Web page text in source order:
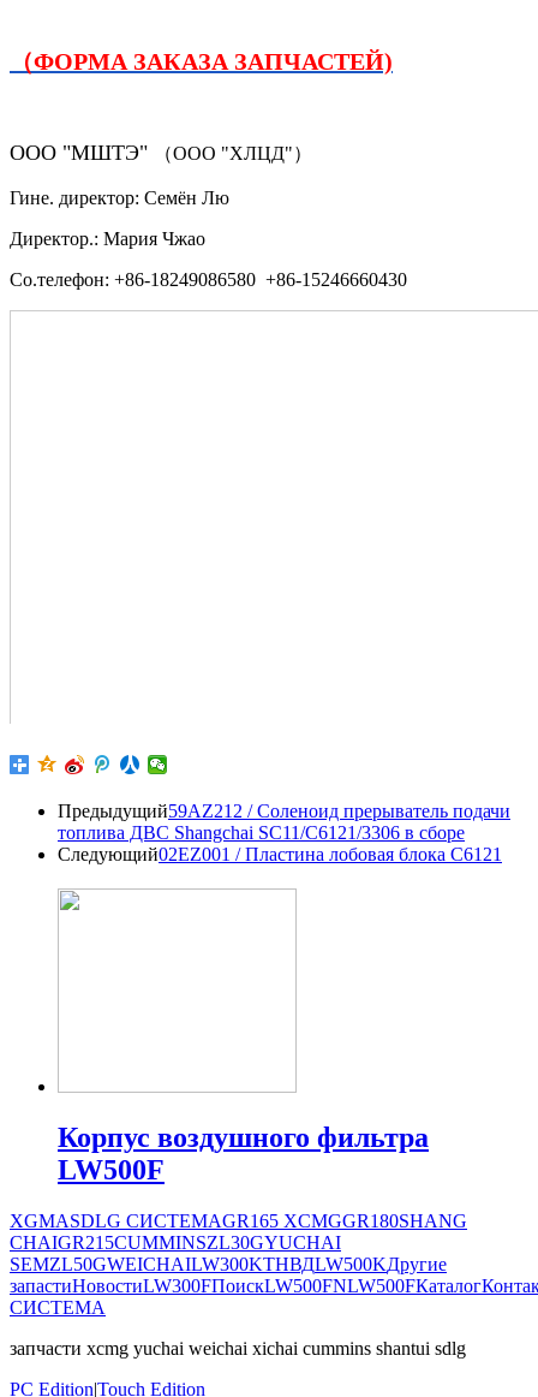
（ФОРМА ЗАКАЗА ЗАПЧАСТЕЙ)
ООО "МШТЭ" （ООО "ХЛЦД"）
Гине. директор: Семён Лю
Директор.: Мария Чжао
Со.телефон: +86-18249086580 +86-15246660430
Предыдущий59AZ212 / Соленоид прерыватель подачи
топлива ДВС Shangchai SC11/C6121/3306 в сборе
Следующий02EZ001 / Пластина лобовая блока C6121
Корпус воздушного фильтра
LW500F
XGMASDLG СИСТЕМАGR165 XCMGGR180SHANG
CHAIGR215CUMMINSZL30GYUCHAI
SEMZL50GWEICHAILW300KТНВДLW500KДругие
запастиНовостиLW300FПоискLW500FNLW500FКаталог
СИСТЕМА
запчасти xcmg yuchai weichai xichai cummins shantui sdlg
PC Edition|Touch Edition